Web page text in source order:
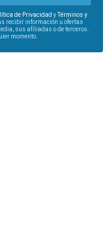
de Privacidad yTérminos y
recibir información u ofertas
sus afiliadas o de terceros.
momento.